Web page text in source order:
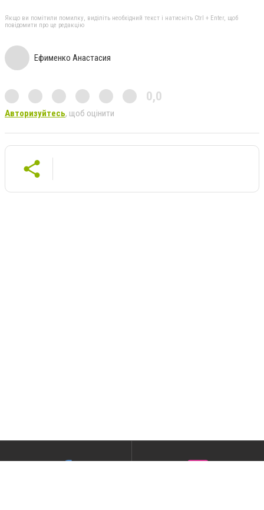
Якщо ви помітили помилку, виділіть необхідний текст і натисніть Ctrl + Enter, щоб
повідомити про це редакцію
Ефименко Анастасия
0,0
Авторизуйтесь, щоб оцінити